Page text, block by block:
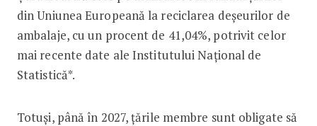
din Uniunea Europeană la reciclarea deșeurilor de
ambalaje, cu un procent de 41,04%, potrivit celor
mai recente date ale Institutului Național de
Statistică*.
Totuși, până în 2027, țările membre sunt obligate să